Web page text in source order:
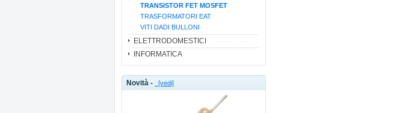
TRANSISTOR FET MOSFET
TRASFORMATORI EAT
VITI DADI BULLONI
ELETTRODOMESTICI
INFORMATICA
Novità - [vedi]